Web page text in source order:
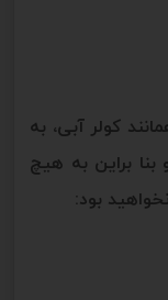
کولر آبی، به
براین به هیچ
بود: